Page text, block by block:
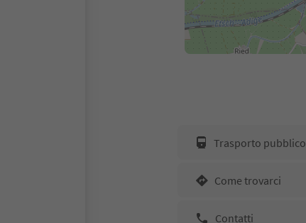
Trasporto pubblico
Come trovarci
Contatti